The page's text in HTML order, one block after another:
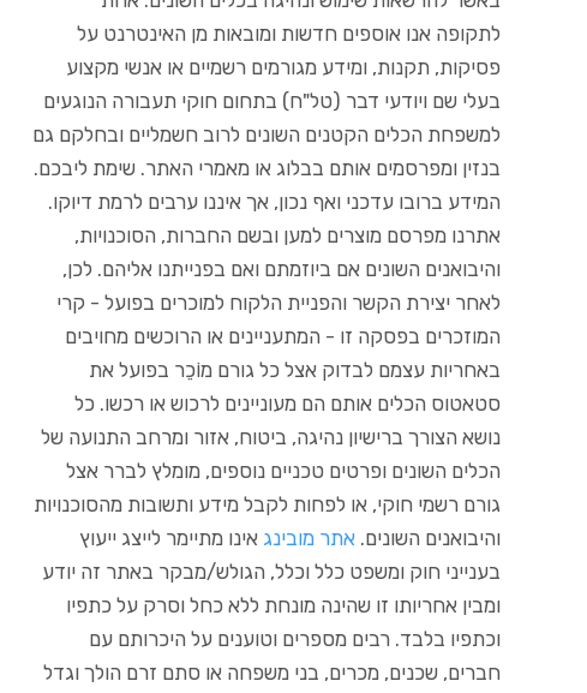
לתקופה אנו אוספים חדשות ומובאות מן האינטרנט על
פסיקות, תקנות, ומידע מגורמים רשמיים או אנשי מקצוע
בעלי שם ויודעי דבר (טל"ח) בתחום חוקי תעבורה הנוגעים
למשפחת הכלים הקטנים השונים לרוב חשמליים ובחלקם גם
בנזין ומפרסמים אותם בבלוג או מאמרי האתר. שימת ליבכם.
המידע ברובו עדכני ואף נכון, אך איננו ערבים לרמת דיוקו.
אתרנו מפרסם מוצרים למען ובשם החברות, הסוכנויות,
והיבואנים השונים אם ביוזמתם ואם בפנייתנו אליהם. לכן,
לאחר יצירת הקשר והפניית הלקוח למוכרים בפועל - קרי
המוזכרים בפסקה זו - המתעניינים או הרוכשים מחויבים
באחריות עצמם לבדוק אצל כל גורם מוֹכֵר בפועל את
סטאטוס הכלים אותם הם מעוניינים לרכוש או רכשו. כל
נושא הצורך ברישיון נהיגה, ביטוח, אזור ומרחב התנועה של
הכלים השונים ופרטים טכניים נוספים, מומלץ לברר אצל
גורם רשמי חוקי, או לפחות לקבל מידע ותשובות מהסוכנויות
והיבואנים השונים. אתר מובינג אינו מתיימר לייצג ייעוץ
בענייני חוק ומשפט כלל וכלל, הגולש/מבקר באתר זה יודע
ומבין אחריותו זו שהינה מונחת ללא כחל וסרק על כתפיו
וכתפיו בלבד. רבים מספרים וטוענים על היכרותם עם
חברים, שכנים, מכרים, בני משפחה או סתם זרם הולך וגדל